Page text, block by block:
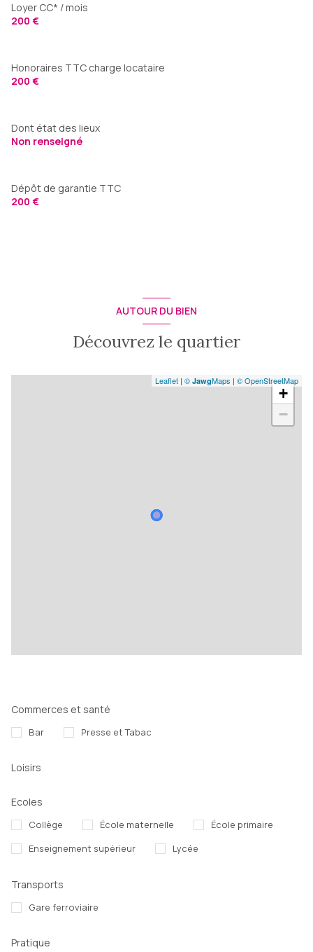
Loyer CC* / mois
200 €
Honoraires TTC charge locataire
200 €
Dont état des lieux
Non renseigné
Dépôt de garantie TTC
200 €
AUTOUR DU BIEN
Découvrez le quartier
+
−
Leaflet | © JawgMaps | © OpenStreetMap
Commerces et santé
Bar Presse et Tabac
Loisirs
Ecoles
Collège École maternelle
École primaire
Enseignement supérieur
Lycée
Transports
Gare ferroviaire
Pratique